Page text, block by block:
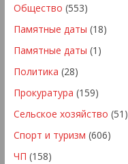
Общество (553)
Памятные даты (18)
Памятные даты (1)
Политика (28)
Прокуратура (159)
Сельское хозяйство (51)
Спорт и туризм (606)
ЧП (158)